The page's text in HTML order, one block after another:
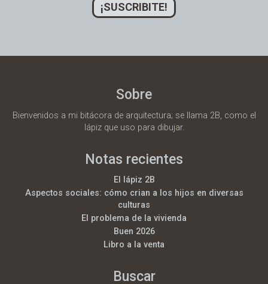
¡SUSCRIBITE!
Sobre
Bienvenidos a mi bitácora de arquitectura; se llama 2B, como el
lápiz que uso para dibujar.
Notas recientes
El lápiz 2B
Aspectos sociales: cómo crian a los hijos en diversas
culturas
El problema de la vivienda
Buen 2026
Libro a la venta
Buscar